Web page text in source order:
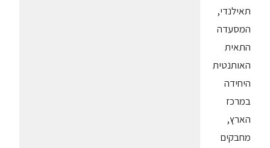
תאילנדי,
המסעדה
התאית
האותנטית
היחידה
במרכז
הארץ,
מחבקים